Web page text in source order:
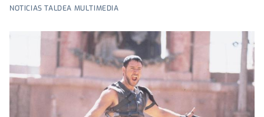
NOTICIAS TALDEA MULTIMEDIA